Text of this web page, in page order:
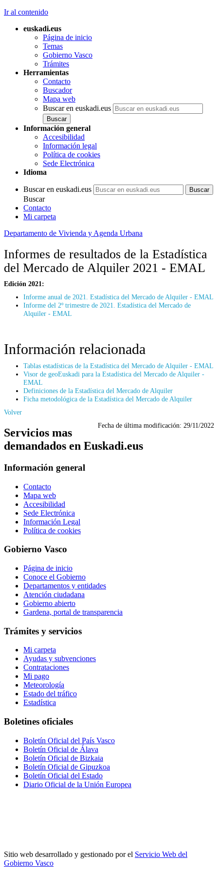
Ir al contenido
euskadi.eus
Página de inicio
Temas
Gobierno Vasco
Trámites
Herramientas
Contacto
Buscador
Mapa web
Buscar en euskadi.eus
Información general
Accesibilidad
Información legal
Política de cookies
Sede Electrónica
Idioma
Buscar en euskadi.eus
Buscar
Contacto
Mi carpeta
Departamento de Vivienda y Agenda Urbana
Informes de resultados de la Estadística
del Mercado de Alquiler 2021 - EMAL
Edición 2021:
Informe anual de 2021. Estadística del Mercado de Alquiler - EMAL
Informe del 2º trimestre de 2021. Estadística del Mercado de
Alquiler - EMAL
Información relacionada
Tablas estadísticas de la Estadística del Mercado de Alquiler - EMAL
Visor de geoEuskadi para la Estadística del Mercado de Alquiler -
EMAL
Definiciones de la Estadística del Mercado de Alquiler
Ficha metodológica de la Estadística del Mercado de Alquiler
Volver
Fecha de última modificación: 29/11/2022
Servicios mas
demandados en Euskadi.eus
Información general
Contacto
Mapa web
Accesibilidad
Sede Electrónica
Información Legal
Política de cookies
Gobierno Vasco
Página de inicio
Conoce el Gobierno
Departamentos y entidades
Atención ciudadana
Gobierno abierto
Gardena, portal de transparencia
Trámites y servicios
Mi carpeta
Ayudas y subvenciones
Contrataciones
Mi pago
Meteorología
Estado del tráfico
Estadística
Boletines oficiales
Boletín Oficial del País Vasco
Boletín Oficial de Álava
Boletín Oficial de Bizkaia
Boletín Oficial de Gipuzkoa
Boletín Oficial del Estado
Diario Oficial de la Unión Europea
Sitio web desarrollado y gestionado por el Servicio Web del
Gobierno Vasco